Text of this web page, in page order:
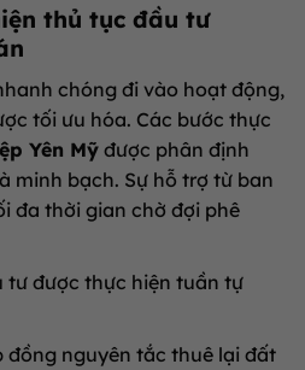
thủ tục đầu tư
chóng đi vào hoạt động,
tối ưu hóa. Các bước thực
Yên Mỹ được phân định
minh bạch. Sự hỗ trợ từ ban
đa thời gian chờ đợi phê
tư được thực hiện tuần tự
đồng nguyên tắc thuê lại đất